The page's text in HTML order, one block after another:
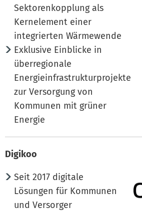
Sektorenkopplung als
Kernelement einer
integrierten Wärmewende
Exklusive Einblicke in
überregionale
Energieinfrastrukturprojekte
zur Versorgung von
Kommunen mit grüner
Energie
Digikoo
Seit 2017 digitale
Lösungen für Kommunen
und Versorger